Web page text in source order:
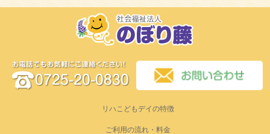
リハこどもデイの特徴
ご利用の流れ・料金